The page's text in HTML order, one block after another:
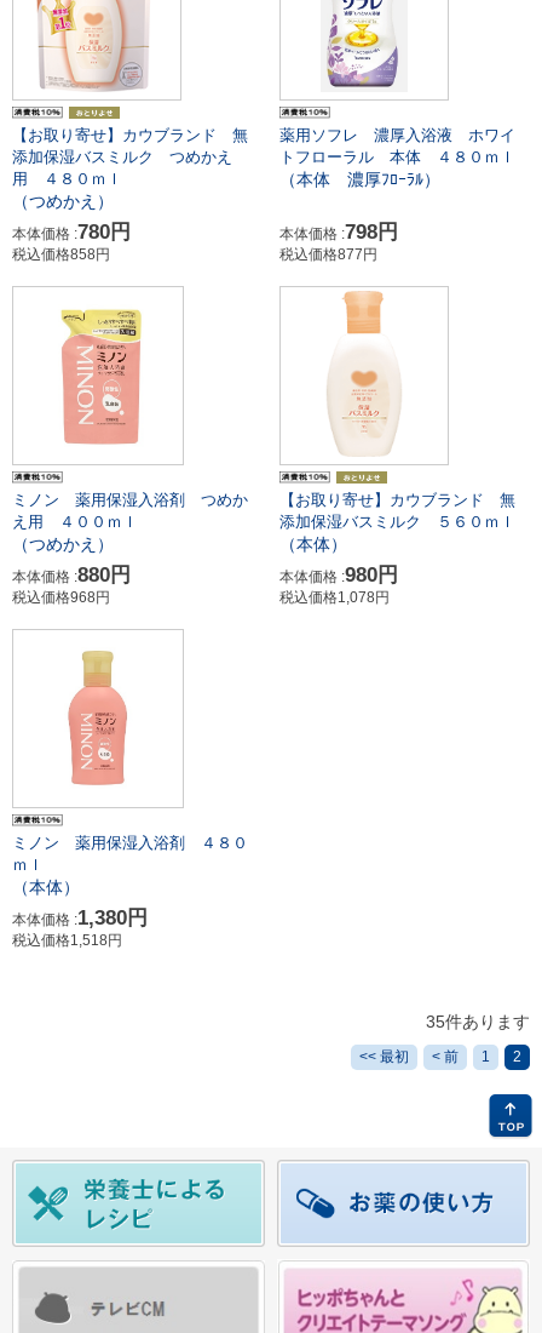
【お取り寄せ】カウブランド 無
添加保湿バスミルク つめかえ
用 ４８０ｍｌ
（つめかえ）
本体価格 :780円
税込価格858円
薬用ソフレ 濃厚入浴液 ホワイ
トフローラル 本体 ４８０ｍｌ
（本体 濃厚ﾌﾛｰﾗﾙ）
本体価格 :798円
税込価格877円
ミノン 薬用保湿入浴剤 つめか
え用 ４００ｍｌ
（つめかえ）
本体価格 :880円
税込価格968円
【お取り寄せ】カウブランド 無
添加保湿バスミルク ５６０ｍｌ
（本体）
本体価格 :980円
税込価格1,078円
ミノン 薬用保湿入浴剤 ４８０
ｍｌ
（本体）
本体価格 :1,380円
税込価格1,518円
35件あります
<< 最初 < 前 1 2